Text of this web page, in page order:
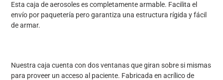
producto
compra
Esta caja de aerosoles es completamente armable. Facilita el
envío por paquetería pero garantiza una estructura rígida y fácil
de armar.
Nuestra caja cuenta con dos ventanas que giran sobre si mismas
para proveer un acceso al paciente. Fabricada en acrílico de